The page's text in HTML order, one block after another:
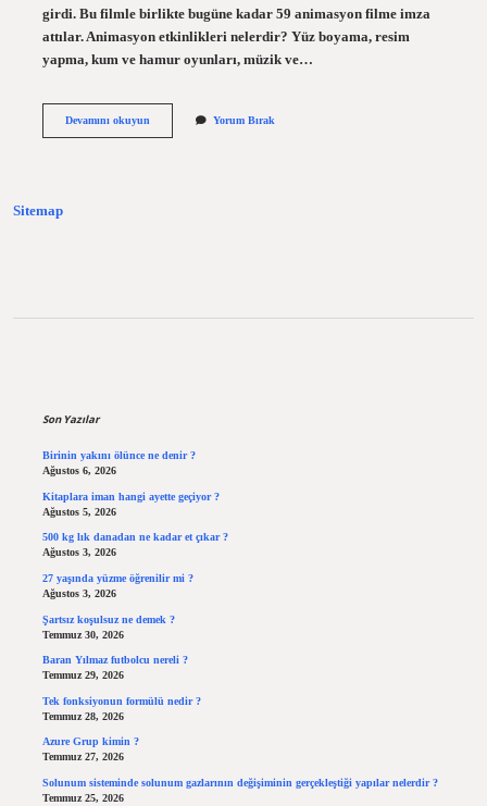
girdi. Bu filmle birlikte bugüne kadar 59 animasyon filme imza
attılar. Animasyon etkinlikleri nelerdir? Yüz boyama, resim
yapma, kum ve hamur oyunları, müzik ve…
Devamını okuyunAnimasyonlarYorum Bırak
Sitemap
Son Yazılar
Birinin yakını ölünce ne denir ?
Ağustos 6, 2026
Kitaplara iman hangi ayette geçiyor ?
Ağustos 5, 2026
500 kg lık danadan ne kadar et çıkar ?
Ağustos 3, 2026
27 yaşında yüzme öğrenilir mi ?
Ağustos 3, 2026
Şartsız koşulsuz ne demek ?
Temmuz 30, 2026
Baran Yılmaz futbolcu nereli ?
Temmuz 29, 2026
Tek fonksiyonun formülü nedir ?
Temmuz 28, 2026
Azure Grup kimin ?
Temmuz 27, 2026
Solunum sisteminde solunum gazlarının değişiminin gerçekleştiği yapılar nelerdir ?
Temmuz 25, 2026